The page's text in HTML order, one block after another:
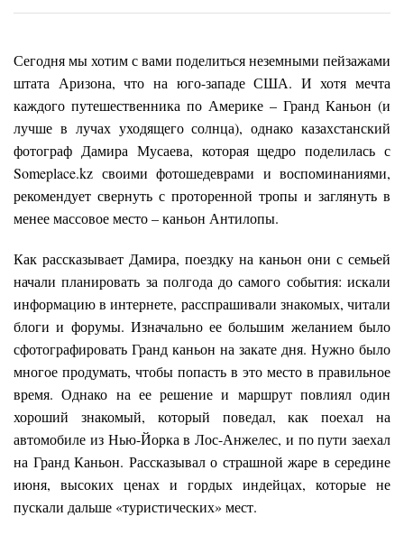
Сегодня мы хотим с вами поделиться неземными пейзажами
штата Аризона, что на юго-западе США. И хотя мечта
каждого путешественника по Америке – Гранд Каньон (и
лучше в лучах уходящего солнца), однако казахстанский
фотограф Дамира Мусаева, которая щедро поделилась с
Someplace.kz своими фотошедеврами и воспоминаниями,
рекомендует свернуть с проторенной тропы и заглянуть в
менее массовое место – каньон Антилопы.
Как рассказывает Дамира, поездку на каньон они с семьей
начали планировать за полгода до самого события: искали
информацию в интернете, расспрашивали знакомых, читали
блоги и форумы. Изначально ее большим желанием было
сфотографировать Гранд каньон на закате дня. Нужно было
многое продумать, чтобы попасть в это место в правильное
время. Однако на ее решение и маршрут повлиял один
хороший знакомый, который поведал, как поехал на
автомобиле из Нью-Йорка в Лос-Анжелес, и по пути заехал
на Гранд Каньон. Рассказывал о страшной жаре в середине
июня, высоких ценах и гордых индейцах, которые не
пускали дальше «туристических» мест.